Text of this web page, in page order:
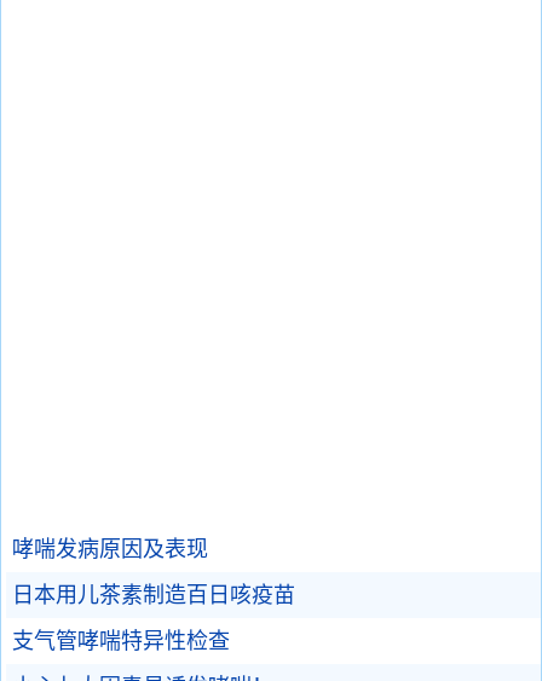
哮喘发病原因及表现
日本用儿茶素制造百日咳疫苗
支气管哮喘特异性检查